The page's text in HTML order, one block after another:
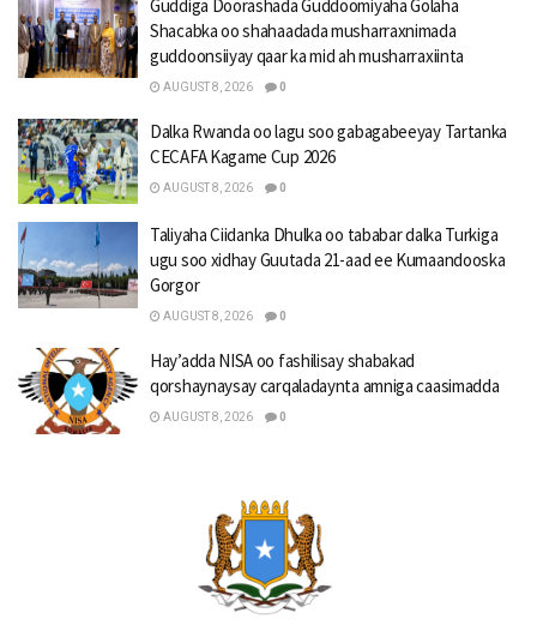
Guddiga Doorashada Guddoomiyaha Golaha
Shacabka oo shahaadada musharraxnimada
guddoonsiiyay qaar ka mid ah musharraxiinta
AUGUST 8, 2026 0
Dalka Rwanda oo lagu soo gabagabeeyay Tartanka
CECAFA Kagame Cup 2026
AUGUST 8, 2026 0
Taliyaha Ciidanka Dhulka oo tababar dalka Turkiga
ugu soo xidhay Guutada 21-aad ee Kumaandooska
Gorgor
AUGUST 8, 2026 0
Hay’adda NISA oo fashilisay shabakad
qorshaynaysay carqaladaynta amniga caasimadda
AUGUST 8, 2026 0